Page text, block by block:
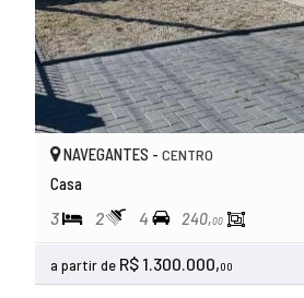
NAVEGANTES - CENTRO
Casa
3 2 4 240,00
a partir de R$ 1.300.000,00